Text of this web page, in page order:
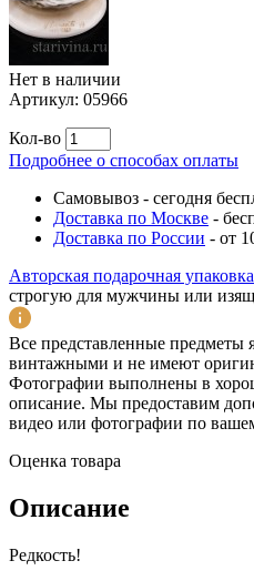
Нет в наличии
Артикул: 05966
Кол-во
Подробнее о способах оплаты
Самовывоз - сегодня
Доставка по Москве -
Доставка по России - от
Авторская подарочная упаковка
строгую для мужчины или
Все представленные предметы
винтажными и не имеют
Фотографии выполнены в
описание. Мы предоставим
видео или фотографии по
Оценка товара
Описание
Редкость!